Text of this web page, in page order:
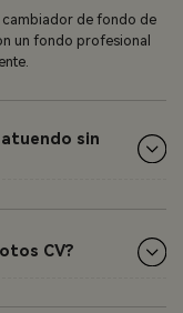
cambiador de fondo de
un fondo profesional
sin
CV?